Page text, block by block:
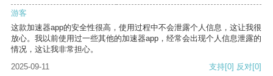
游客
这款加速器app的安全性很高，使用过程中不会泄露个人信息，这让我很
放心。我以前使用过一些其他的加速器app，经常会出现个人信息泄露的
情况，这让我非常担心。
2025-09-11
支持[0] 反对[0]